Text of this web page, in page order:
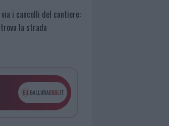
via i cancelli del cantiere:
la strada